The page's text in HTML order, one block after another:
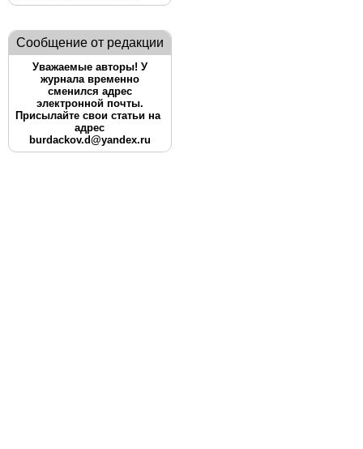
Сообщение от редакции
Уважаемые авторы! У
журнала временно
сменился адрес
электронной почты.
Присылайте свои статьи на
адрес
burdackov.d@yandex.ru